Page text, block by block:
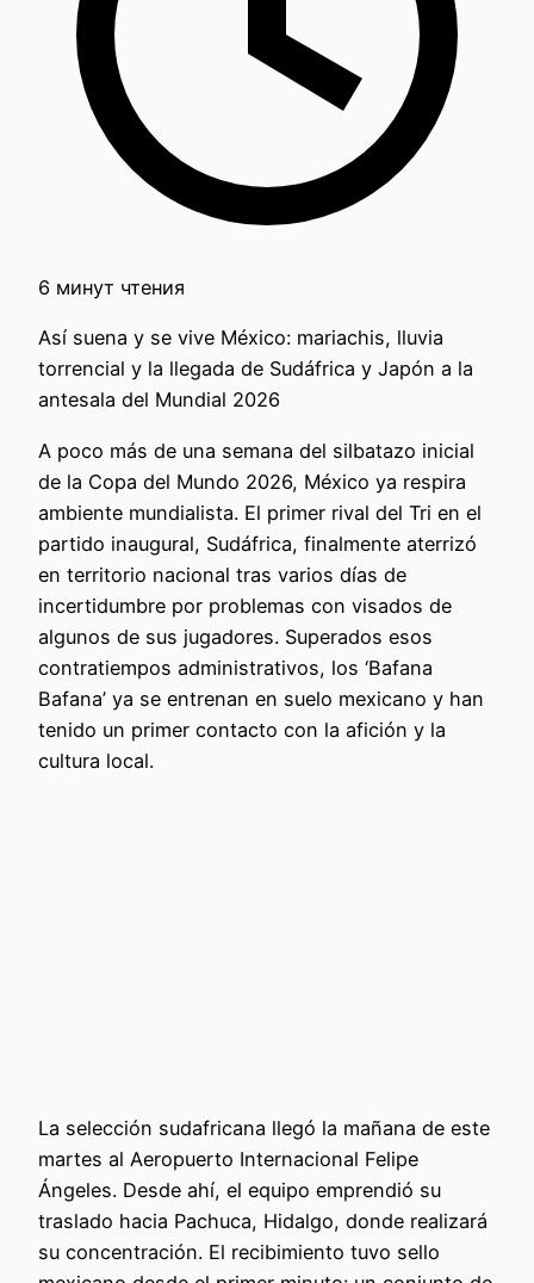
6 минут чтения
Así suena y se vive México: mariachis, lluvia
torrencial y la llegada de Sudáfrica y Japón a la
antesala del Mundial 2026
A poco más de una semana del silbatazo inicial
de la Copa del Mundo 2026, México ya respira
ambiente mundialista. El primer rival del Tri en el
partido inaugural, Sudáfrica, finalmente aterrizó
en territorio nacional tras varios días de
incertidumbre por problemas con visados de
algunos de sus jugadores. Superados esos
contratiempos administrativos, los ‘Bafana
Bafana’ ya se entrenan en suelo mexicano y han
tenido un primer contacto con la afición y la
cultura local.
La selección sudafricana llegó la mañana de este
martes al Aeropuerto Internacional Felipe
Ángeles. Desde ahí, el equipo emprendió su
traslado hacia Pachuca, Hidalgo, donde realizará
su concentración. El recibimiento tuvo sello